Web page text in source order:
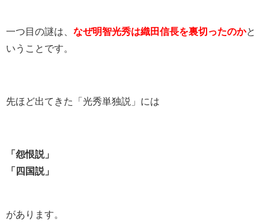
一つ目の謎は、 なぜ明智光秀は織田信長を裏切ったのかと
いうことです。
先ほど出てきた「光秀単独説」には
「怨恨説」
「四国説」
があります。